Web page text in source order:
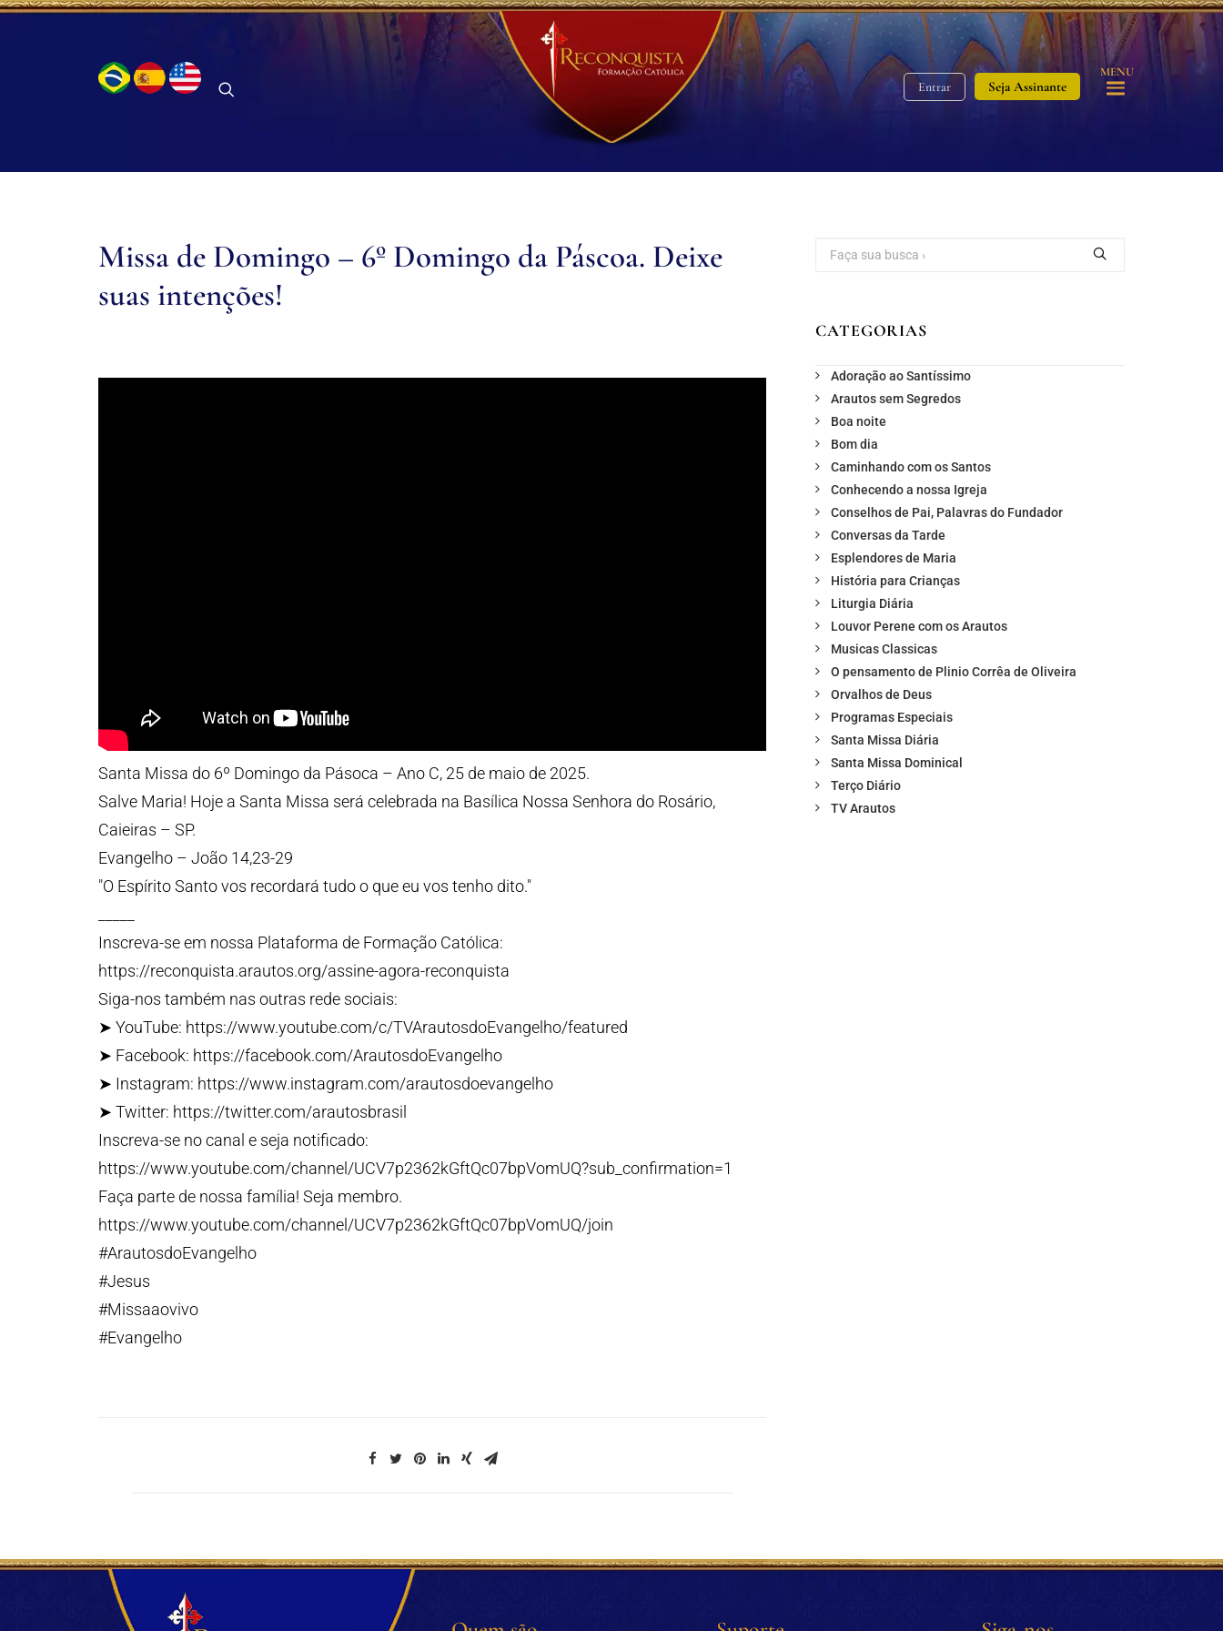
Entrar Seja Assinante
MENU
Missa de Domingo – 6º Domingo da Páscoa. Deixe
suas intenções!
Santa Missa do 6º Domingo da Pásoca – Ano C, 25 de maio de 2025.
Salve Maria! Hoje a Santa Missa será celebrada na Basílica Nossa Senhora do Rosário,
Caieiras – SP.
Evangelho – João 14,23-29
"O Espírito Santo vos recordará tudo o que eu vos tenho dito."
Inscreva-se em nossa Plataforma de Formação Católica:
https://reconquista.arautos.org/assine-agora-reconquista
Siga-nos também nas outras rede sociais:
➤ YouTube: https://www.youtube.com/c/TVArautosdoEvangelho/featured
➤ Facebook: https://facebook.com/ArautosdoEvangelho
➤ Instagram: https://www.instagram.com/arautosdoevangelho
➤ Twitter: https://twitter.com/arautosbrasil
Inscreva-se no canal e seja notificado:
https://www.youtube.com/channel/UCV7p2362kGftQc07bpVomUQ?sub_confirmation=1
Faça parte de nossa família! Seja membro.
https://www.youtube.com/channel/UCV7p2362kGftQc07bpVomUQ/join
#ArautosdoEvangelho
#Jesus
#Missaaovivo
#Evangelho
CATEGORIAS
Adoração ao Santíssimo
Arautos sem Segredos
Boa noite
Bom dia
Caminhando com os Santos
Conhecendo a nossa Igreja
Conselhos de Pai, Palavras do Fundador
Conversas da Tarde
Esplendores de Maria
História para Crianças
Liturgia Diária
Louvor Perene com os Arautos
Musicas Classicas
O pensamento de Plinio Corrêa de Oliveira
Orvalhos de Deus
Programas Especiais
Santa Missa Diária
Santa Missa Dominical
Terço Diário
TV Arautos